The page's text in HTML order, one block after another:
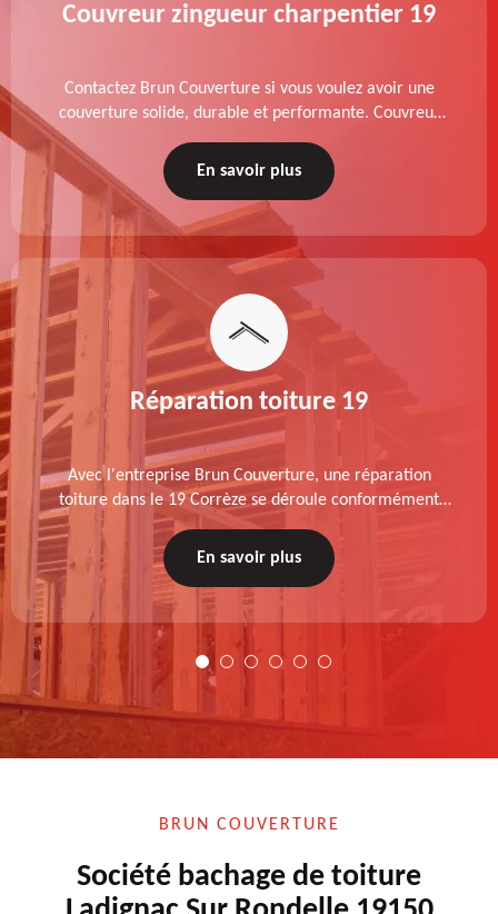
Couvreur zingueur charpentier 19
Contactez Brun Couverture si vous voulez avoir une
couverture solide, durable et performante. Couvreur
zingueur charpentier dans le 19 Corrèze, nos services
de qualité sont accessibles au meilleur prix.
En savoir plus
Réparation toiture 19
Avec l'entreprise Brun Couverture, une réparation
toiture dans le 19 Corrèze se déroule conformément
aux normes : diagnostic au prélable, choix de la
technique à appliquer, test après remise en état.
En savoir plus
BRUN COUVERTURE
Société bachage de toiture